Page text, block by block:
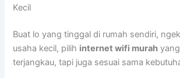
Kecil
Buat lo yang tinggal di rumah sendiri,
usaha kecil, pilih internet wifi murah
terjangkau, tapi juga sesuai sama